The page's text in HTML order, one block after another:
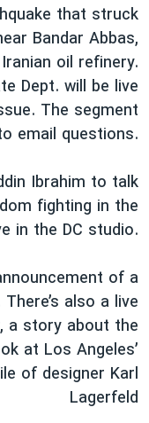
گالری عکس
آرشیو پخش زنده
اعتراضات زن، زندگی،
مجموعه مستندهای
تریبونال مردمی آبان ۹۸
دادگاه حمید نوری
قانون شفافیت دارائی
اعتراضات مردمی آبان ۹۸
نرگس محمدی برنده
همایش محافظه‌کاران
صفحه‌های ویژه
سفر پرزیدنت ترامپ
that struck
Bandar Abbas,
oil refinery.
Dept. will be live
The segment
email questions.
Ibrahim to talk
fighting in the
in the DC studio.
of a
also a live
a story about the
at Los Angeles’
of designer Karl
Lagerfeld